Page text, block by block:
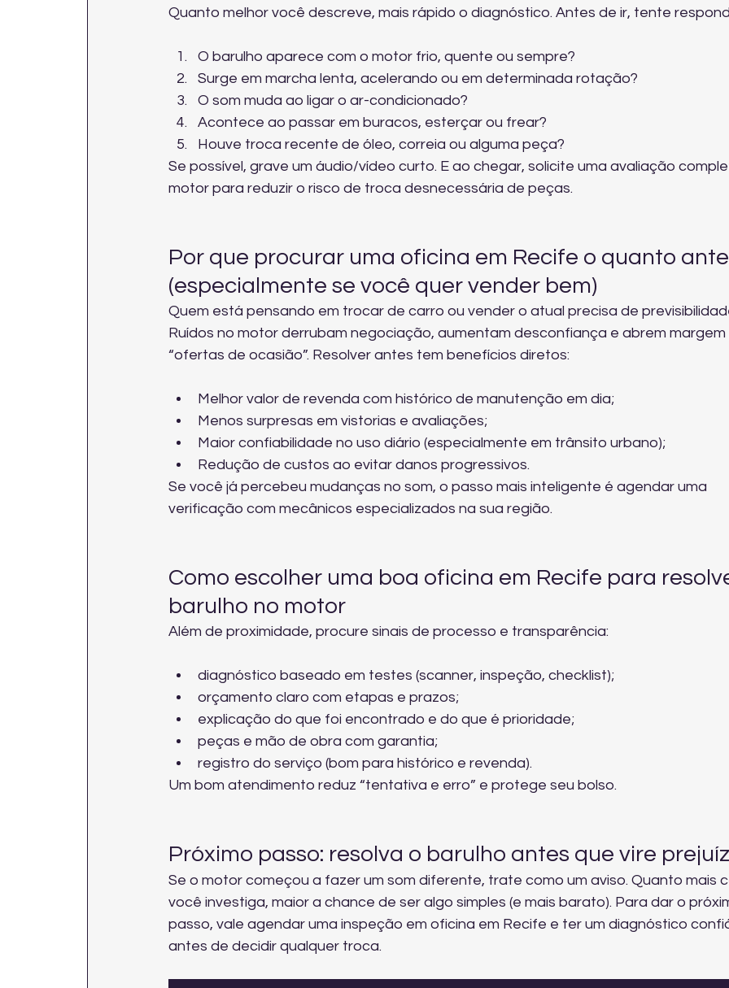
Quanto melhor você descreve, mais rápido o diagnóstico. Antes de ir, tente
O barulho aparece com o motor frio, quente ou sempre?
Surge em marcha lenta, acelerando ou em determinada rotação?
O som muda ao ligar o ar-condicionado?
Acontece ao passar em buracos, esterçar ou frear?
Houve troca recente de óleo, correia ou alguma peça?
Se possível, grave um áudio/vídeo curto. E ao chegar, solicite uma avaliação
motor para reduzir o risco de troca desnecessária de peças.
Por que procurar uma oficina em Recife o quanto
(especialmente se você quer vender bem)
Quem está pensando em trocar de carro ou vender o atual precisa de
Ruídos no motor derrubam negociação, aumentam desconfiança e abrem margem
“ofertas de ocasião”. Resolver antes tem benefícios diretos:
Melhor valor de revenda com histórico de manutenção em dia;
Menos surpresas em vistorias e avaliações;
Maior confiabilidade no uso diário (especialmente em trânsito urbano);
Redução de custos ao evitar danos progressivos.
Se você já percebeu mudanças no som, o passo mais inteligente é agendar uma
verificação com mecânicos especializados na sua região.
Como escolher uma boa oficina em Recife para
barulho no motor
Além de proximidade, procure sinais de processo e transparência:
diagnóstico baseado em testes (scanner, inspeção, checklist);
orçamento claro com etapas e prazos;
explicação do que foi encontrado e do que é prioridade;
peças e mão de obra com garantia;
registro do serviço (bom para histórico e revenda).
Um bom atendimento reduz “tentativa e erro” e protege seu bolso.
Próximo passo: resolva o barulho antes que vire
Se o motor começou a fazer um som diferente, trate como um aviso. Quanto mais
você investiga, maior a chance de ser algo simples (e mais barato). Para dar o
passo, vale agendar uma inspeção em oficina em Recife e ter um diagnóstico
antes de decidir qualquer troca.